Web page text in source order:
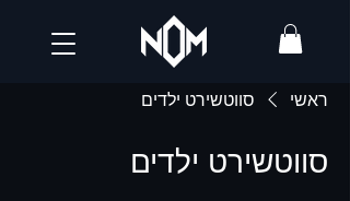
ראשי סווטשירט ילדים
סווטשירט ילדים